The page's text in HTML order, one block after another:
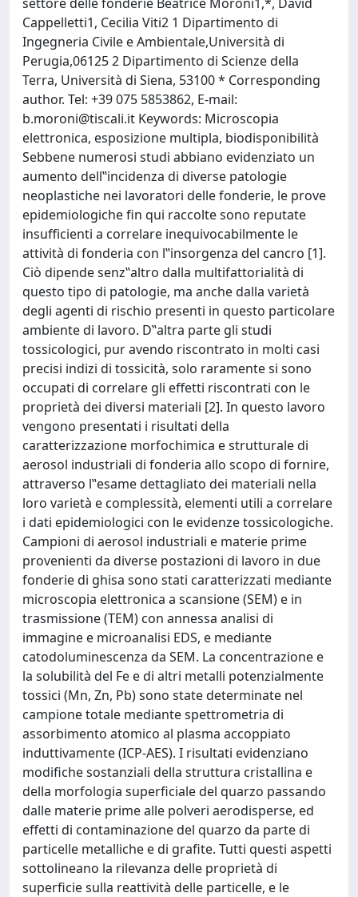
Cappelletti1, Cecilia Viti2 1 Dipartimento di
Ingegneria Civile e Ambientale,Università di
Perugia,06125 2 Dipartimento di Scienze della
Terra, Università di Siena, 53100 * Corresponding
author. Tel: +39 075 5853862, E-mail:
b.moroni@tiscali.it Keywords: Microscopia
elettronica, esposizione multipla, biodisponibilità
Sebbene numerosi studi abbiano evidenziato un
aumento dell‟incidenza di diverse patologie
neoplastiche nei lavoratori delle fonderie, le prove
epidemiologiche fin qui raccolte sono reputate
insufficienti a correlare inequivocabilmente le
attività di fonderia con l‟insorgenza del cancro [1].
Ciò dipende senz‟altro dalla multifattorialità di
questo tipo di patologie, ma anche dalla varietà
degli agenti di rischio presenti in questo particolare
ambiente di lavoro. D‟altra parte gli studi
tossicologici, pur avendo riscontrato in molti casi
precisi indizi di tossicità, solo raramente si sono
occupati di correlare gli effetti riscontrati con le
proprietà dei diversi materiali [2]. In questo lavoro
vengono presentati i risultati della
caratterizzazione morfochimica e strutturale di
aerosol industriali di fonderia allo scopo di fornire,
attraverso l‟esame dettagliato dei materiali nella
loro varietà e complessità, elementi utili a correlare
i dati epidemiologici con le evidenze tossicologiche.
Campioni di aerosol industriali e materie prime
provenienti da diverse postazioni di lavoro in due
fonderie di ghisa sono stati caratterizzati mediante
microscopia elettronica a scansione (SEM) e in
trasmissione (TEM) con annessa analisi di
immagine e microanalisi EDS, e mediante
catodoluminescenza da SEM. La concentrazione e
la solubilità del Fe e di altri metalli potenzialmente
tossici (Mn, Zn, Pb) sono state determinate nel
campione totale mediante spettrometria di
assorbimento atomico al plasma accoppiato
induttivamente (ICP-AES). I risultati evidenziano
modifiche sostanziali della struttura cristallina e
della morfologia superficiale del quarzo passando
dalle materie prime alle polveri aerodisperse, ed
effetti di contaminazione del quarzo da parte di
particelle metalliche e di grafite. Tutti questi aspetti
sottolineano la rilevanza delle proprietà di
superficie sulla reattività delle particelle, e le